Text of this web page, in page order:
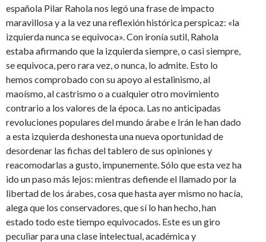
española Pilar Rahola nos legó una frase de impacto
maravillosa y a la vez una reflexión histórica perspicaz: «la
izquierda nunca se equivoca». Con ironía sutil, Rahola
estaba afirmando que la izquierda siempre, o casi siempre,
se equivoca, pero rara vez, o nunca, lo admite. Esto lo
hemos comprobado con su apoyo al estalinismo, al
maoísmo, al castrismo o a cualquier otro movimiento
contrario a los valores de la época. Las no anticipadas
revoluciones populares del mundo árabe e Irán le han dado
a esta izquierda deshonesta una nueva oportunidad de
desordenar las fichas del tablero de sus opiniones y
reacomodarlas a gusto, impunemente. Sólo que esta vez ha
ido un paso más lejos: mientras defiende el llamado por la
libertad de los árabes, cosa que hasta ayer mismo no hacía,
alega que los conservadores, que sí lo han hecho, han
estado todo este tiempo equivocados. Este es un giro
peculiar para una clase intelectual, académica y